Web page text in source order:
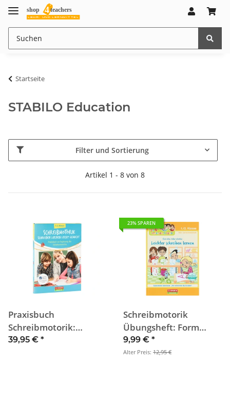
Startseite
STABILO Education
Filter und Sortierung
Artikel 1 - 8 von 8
Praxisbuch
Schreibmotorik:
Schreiben lernen leicht
39,95 € *
23% SPAREN
Schreibmotorik
Übungsheft: Form
üben
9,99 € *
Alter Preis: 12,95 €